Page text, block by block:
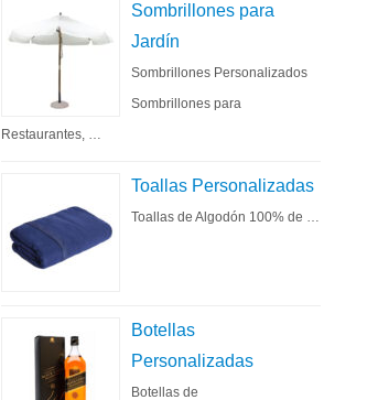
Sombrillones para
Jardín
Sombrillones Personalizados
Sombrillones para
Restaurantes, …
Toallas Personalizadas
Toallas de Algodón 100% de …
Botellas
Personalizadas
Botellas de